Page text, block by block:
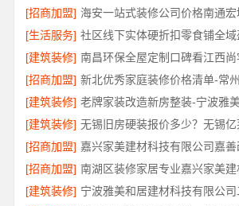
[招商加盟]
[生活服务]
[建筑装修]
[招商加盟] 新北优秀家庭装修价格清单-常
[建筑装修]
[建筑装修]
[招商加盟] 嘉兴家美建材科技有限公司嘉
[招商加盟]
[建筑装修]